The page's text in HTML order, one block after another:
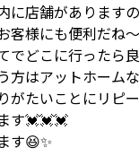
に店舗があります
客様にも便利だね
でどこに行ったら
方はアットホーム
がたいことにリピ
す💓💓💓
す😆✨